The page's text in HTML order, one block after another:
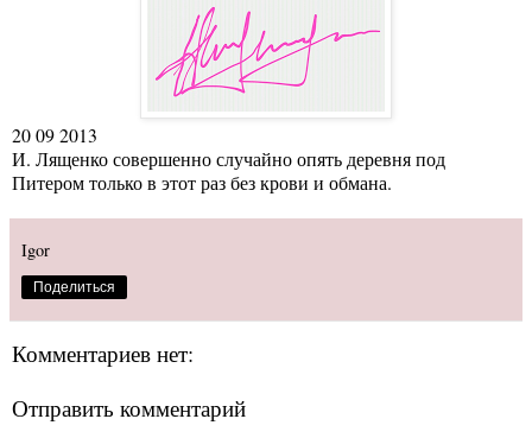
20 09 2013
И. Лященко совершенно случайно опять деревня под
Питером только в этот раз без крови и обмана.
Igor
Поделиться
Комментариев нет:
Отправить комментарий